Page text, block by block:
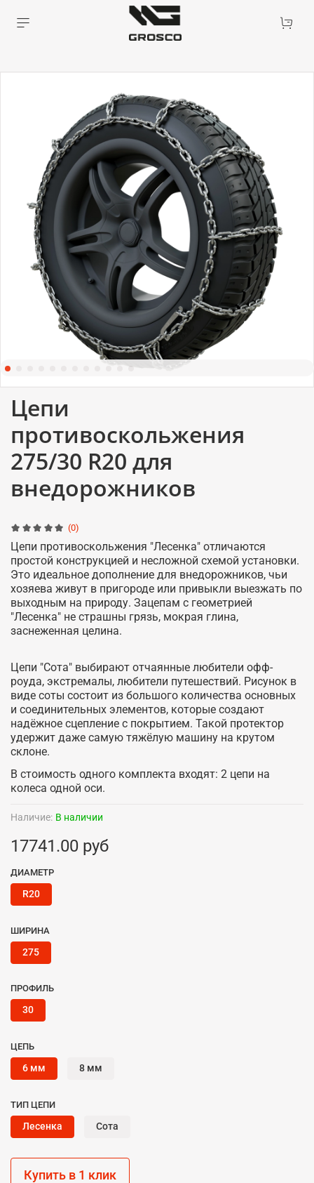
(0)
Наличие: В наличии
Цепи
противоскольжения
275/30 R20 для
внедорожников
17741.00 руб
Купить в 1 клик
ДИАМЕТР
R20
ШИРИНА
275
ПРОФИЛЬ
30
ЦЕПЬ
6 мм 8 мм
ТИП ЦЕПИ
Лесенка Сота
Цепи противоскольжения "Лесенка" отличаются
простой конструкцией и несложной схемой установки.
Это идеальное дополнение для внедорожников, чьи
хозяева живут в пригороде или привыкли выезжать по
выходным на природу. Зацепам с геометрией
"Лесенка" не страшны грязь, мокрая глина,
заснеженная целина.
Цепи "Сота" выбирают отчаянные любители офф-
роуда, экстремалы, любители путешествий. Рисунок в
виде соты состоит из большого количества основных
и соединительных элементов, которые создают
надёжное сцепление с покрытием. Такой протектор
удержит даже самую тяжёлую машину на крутом
склоне.
В стоимость одного комплекта входят: 2 цепи на
колеса одной оси.